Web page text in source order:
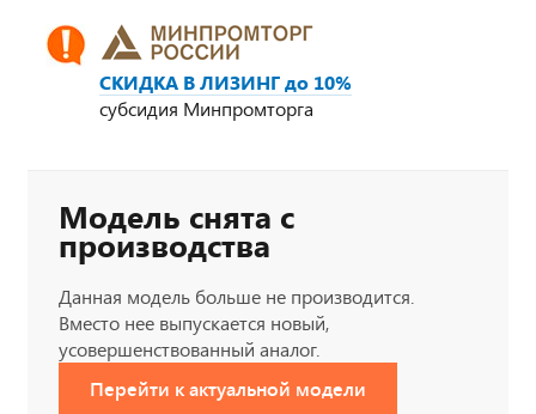
СКИДКА В ЛИЗИНГ до 10%
субсидия Минпромторга
Модель снята с
производства
Данная модель больше не производится.
Вместо нее выпускается новый,
усовершенствованный аналог.
Перейти к актуальной модели